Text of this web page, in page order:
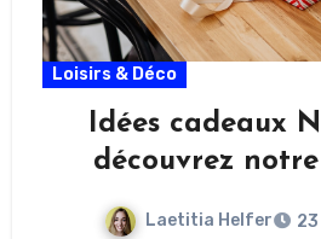
Loisirs & Déco
Idées cadeaux
découvrez
Laetitia Helfer